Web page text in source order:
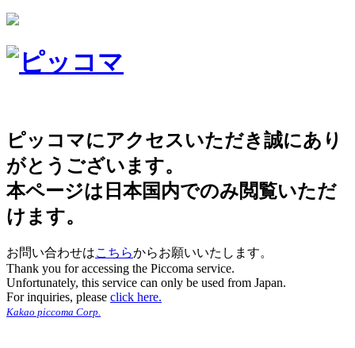
ピッコマにアクセスいただき誠にあり
がとうございます。
本ページは日本国内でのみ閲覧いただ
けます。
お問い合わせはこちらからお願いいたします。
Thank you for accessing the Piccoma service.
Unfortunately, this service can only be used from Japan.
For inquiries, please click here.
Kakao piccoma Corp.